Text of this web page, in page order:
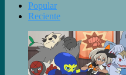
Popular
Reciente